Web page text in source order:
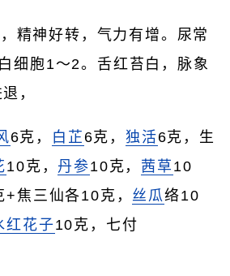
精神好转，气力有增。尿常
细胞1～2。舌红苔白，脉象
，
6克， 白芷 6克，独活6克，生
10克， 丹参10克， 茜草 10
+焦三仙各10克， 丝瓜络10
红花子10克，七付